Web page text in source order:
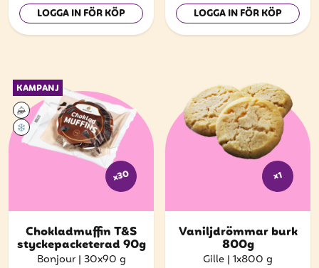
LOGGA IN FÖR KÖP LOGGA IN FÖR KÖP
KAMPANJ
x30
Chokladmuffin T&S
styckepacketerad 90g
Bonjour | 30x90 g
x1
Vaniljdrömmar burk
800g
Gille | 1x800 g